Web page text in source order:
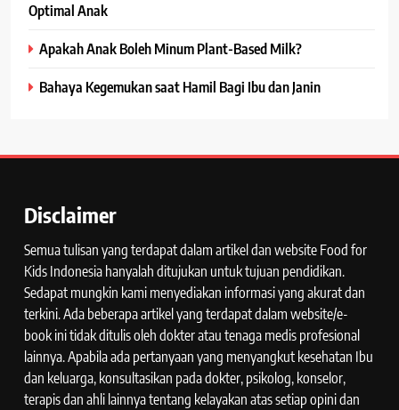
Optimal Anak
Apakah Anak Boleh Minum Plant-Based Milk?
Bahaya Kegemukan saat Hamil Bagi Ibu dan Janin
Disclaimer
Semua tulisan yang terdapat dalam artikel dan website Food for
Kids Indonesia hanyalah ditujukan untuk tujuan pendidikan.
Sedapat mungkin kami menyediakan informasi yang akurat dan
terkini. Ada beberapa artikel yang terdapat dalam website/e-
book ini tidak ditulis oleh dokter atau tenaga medis profesional
lainnya. Apabila ada pertanyaan yang menyangkut kesehatan Ibu
dan keluarga, konsultasikan pada dokter, psikolog, konselor,
terapis dan ahli lainnya tentang kelayakan atas setiap opini dan